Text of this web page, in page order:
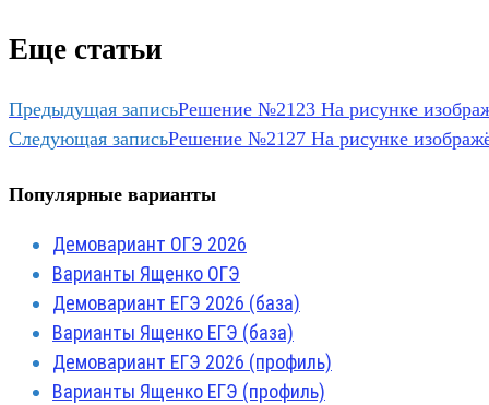
Еще статьи
Предыдущая записьРешение №2123 На рисунке
Следующая записьРешение №2127 На рисунке
Популярные варианты
Демовариант ОГЭ 2026
Варианты Ященко ОГЭ
Демовариант ЕГЭ 2026 (база)
Варианты Ященко ЕГЭ (база)
Демовариант ЕГЭ 2026 (профиль)
Варианты Ященко ЕГЭ (профиль)